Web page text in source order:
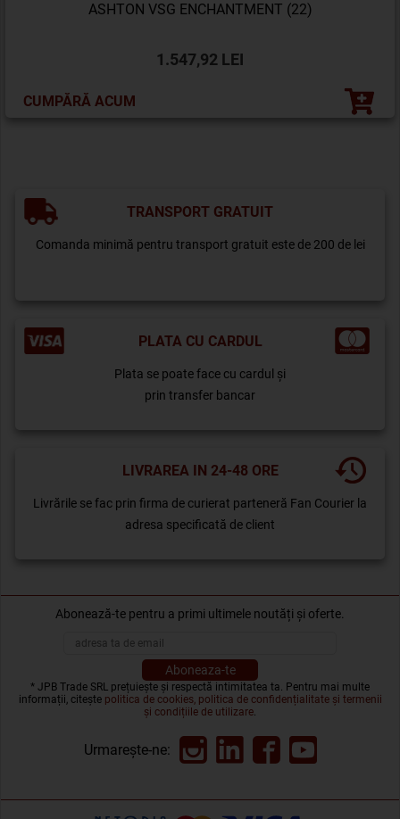
ASHTON VSG ENCHANTMENT (22)
1.547,92 LEI
CUMPĂRĂ ACUM
TRANSPORT GRATUIT
Comanda minimă pentru transport gratuit este de 200 de lei
PLATA CU CARDUL
Plata se poate face cu cardul și
prin transfer bancar
LIVRAREA IN 24-48 ORE
Livrările se fac prin firma de curierat parteneră Fan Courier la
adresa specificată de client
Abonează-te pentru a primi ultimele noutăți și oferte.
* JPB Trade SRL prețuiește și respectă intimitatea ta. Pentru mai multe
informații, citește politica de cookies, politica de confidențialitate și termenii
și condițiile de utilizare.
Urmarește-ne: